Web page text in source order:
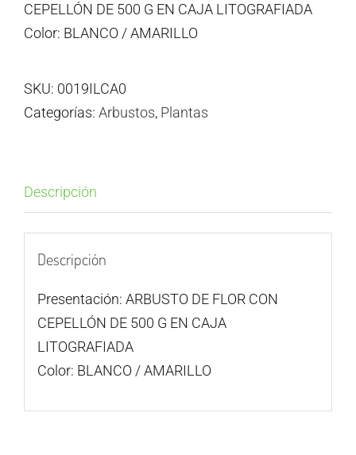
CEPELLÓN DE 500 G EN CAJA LITOGRAFIADA
Color: BLANCO / AMARILLO
SKU: 0019ILCA0
Categorías: Arbustos, Plantas
Descripción
Descripción
Presentación: ARBUSTO DE FLOR CON
CEPELLÓN DE 500 G EN CAJA
LITOGRAFIADA
Color: BLANCO / AMARILLO